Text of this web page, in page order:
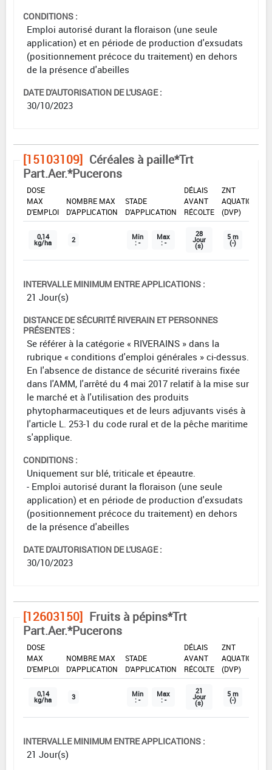
CONDITIONS :
Emploi autorisé durant la floraison (une seule
application) et en période de production d'exsudats
(positionnement précoce du traitement) en dehors
de la présence d'abeilles
DATE D'AUTORISATION DE L'USAGE :
30/10/2023
[15103109] Céréales à paille*Trt
Part.Aer.*Pucerons
DOSE
MAX
D'EMPLOI
NOMBRE MAX
D'APPLICATION
STADE
D'APPLICATION
DÉLAIS
AVANT
RÉCOLTE
ZNT
AQUATIQUE
(DVP)
0,14
kg/ha 2 Min
: -
Max
: -
28
Jour
(s)
5 m
(-)
INTERVALLE MINIMUM ENTRE APPLICATIONS :
21 Jour(s)
DISTANCE DE SÉCURITÉ RIVERAIN ET PERSONNES
PRÉSENTES :
Se référer à la catégorie « RIVERAINS » dans la
rubrique « conditions d'emploi générales » ci-dessus.
En l'absence de distance de sécurité riverains fixée
dans l'AMM, l'arrêté du 4 mai 2017 relatif à la mise sur
le marché et à l'utilisation des produits
phytopharmaceutiques et de leurs adjuvants visés à
l'article L. 253-1 du code rural et de la pêche maritime
s'applique.
CONDITIONS :
Uniquement sur blé, triticale et épeautre.
- Emploi autorisé durant la floraison (une seule
application) et en période de production d'exsudats
(positionnement précoce du traitement) en dehors
de la présence d'abeilles
DATE D'AUTORISATION DE L'USAGE :
30/10/2023
[12603150] Fruits à pépins*Trt
Part.Aer.*Pucerons
DOSE
MAX
D'EMPLOI
NOMBRE MAX
D'APPLICATION
STADE
D'APPLICATION
DÉLAIS
AVANT
RÉCOLTE
ZNT
AQUATIQUE
(DVP)
0,14
kg/ha 3 Min
: -
Max
: -
21
Jour
(s)
5 m
(-)
INTERVALLE MINIMUM ENTRE APPLICATIONS :
21 Jour(s)